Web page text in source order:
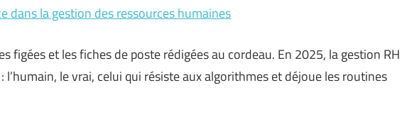
dans la gestion des ressources humaines
figées et les fiches de poste rédigées au cordeau. En 2025, la gestion RH
le vrai, celui qui résiste aux algorithmes et déjoue les routines